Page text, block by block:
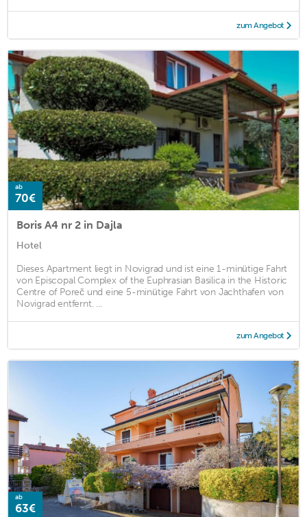
zum Angebot
ab
70€
Boris A4 nr 2 in Dajla
Hotel
Dieses Apartment liegt in Novigrad und ist eine 1-minütige Fahrt
von Episcopal Complex of the Euphrasian Basilica in the Historic
Centre of Poreč und eine 5-minütige Fahrt von Jachthafen von
Novigrad entfernt. ...
zum Angebot
ab
63€